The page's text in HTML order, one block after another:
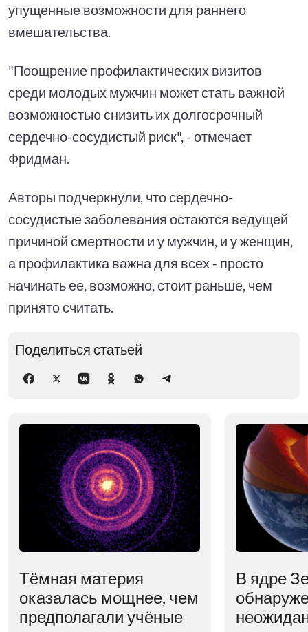
упущенные возможности для раннего
вмешательства.
"Поощрение профилактических визитов
среди молодых мужчин может стать важной
возможностью снизить их долгосрочный
сердечно-сосудистый риск", - отмечает
Фридман.
Авторы подчеркнули, что сердечно-
сосудистые заболевания остаются ведущей
причиной смертности и у мужчин, и у женщин,
а профилактика важна для всех - просто
начинать ее, возможно, стоит раньше, чем
принято считать.
Поделиться статьей
Тёмная материя
оказалась мощнее, чем
предполагали учёные
В ядре